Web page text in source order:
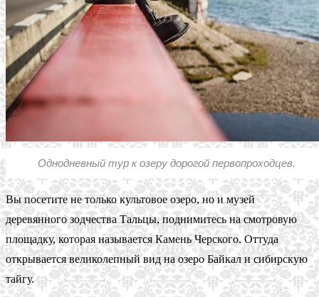
Однодневный тур к озеру дорогой первопроходцев.
Вы посетите не только культовое озеро, но и музей
деревянного зодчества Тальцы, поднимитесь на смотровую
площадку, которая называется Камень Черского. Оттуда
открывается великолепный вид на озеро Байкал и сибирскую
тайгу.